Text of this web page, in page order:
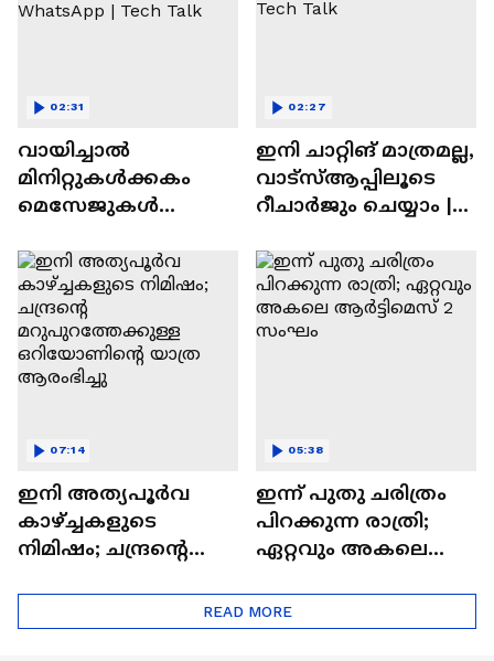
വായിച്ചാൽ
മിനിറ്റുകൾക്കകം
മെസേജുകള്‍
WhatsApp | Tech Talk
02:31
ഇനി ചാറ്റിങ് മാത്രമല്ല,
വാട്‌സ്‌ആപ്പിലൂടെ
റീചാർജും ചെയ്യാം |
Tech Talk
02:27
ഇനി അത്യപൂര്‍വ
കാഴ്ച്ചകളുടെ
നിമിഷം; ചന്ദ്രന്റെ
ഒറിയോണിന്റെ യാത്ര
ആരംഭിച്ചു
07:14
ഇന്ന് പുതു ചരിത്രം
പിറക്കുന്ന രാത്രി;
ഏറ്റവും അകലെ
05:38
READ MORE